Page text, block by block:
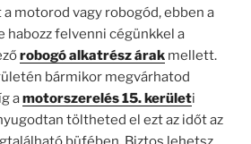
motorod vagy robogód, ebben a
habozz felvenni cégünkkel a
robogó alkatrész árakmellett.
bármikor megvárhatod
amotorszerelés 15. kerületi
töltheted el ezt az időt az